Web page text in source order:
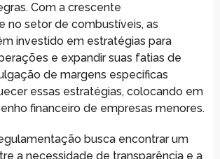
Com a crescente
no setor de combustíveis, as
investido em estratégias para
e expandir suas fatias de
de margens específicas
essas estratégias, colocando em
financeiro de empresas menores.
busca encontrar um
a necessidade de transparência e a